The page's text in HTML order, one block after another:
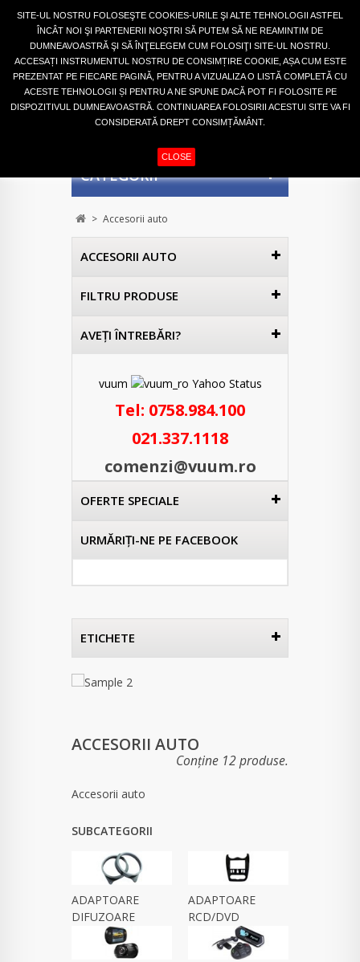
Autentifică-te
COŞ (GOL)
CATEGORII
> Accesorii auto
ACCESORII AUTO
FILTRU PRODUSE
AVEŢI ÎNTREBĂRI?
vuum
Tel: 0758.984.100
021.337.1118
comenzi@vuum.ro
OFERTE SPECIALE
URMĂRIŢI-NE PE FACEBOOK
ETICHETE
ACCESORII AUTO
Conține 12 produse.
Accesorii auto
SUBCATEGORII
ADAPTOARE
DIFUZOARE
ADAPTOARE
RCD/DVD
SITE-UL NOSTRU FOLOSEŞTE COOKIES-URILE ŞI ALTE TEHNOLOGII ASTFEL
ÎNCÂT NOI ŞI PARTENERII NOŞTRI SĂ PUTEM SĂ NE REAMINTIM DE
DUMNEAVOASTRĂ ŞI SĂ ÎNŢELEGEM CUM FOLOSIŢI SITE-UL NOSTRU.
ACCESAȚI INSTRUMENTUL NOSTRU DE CONSIMȚIRE COOKIE, AȘA CUM ESTE
PREZENTAT PE FIECARE PAGINĂ, PENTRU A VIZUALIZA O LISTĂ COMPLETĂ CU
ACESTE TEHNOLOGII ȘI PENTRU A NE SPUNE DACĂ POT FI FOLOSITE PE
DISPOZITIVUL DUMNEAVOASTRĂ. CONTINUAREA FOLOSIRII ACESTUI SITE VA FI
CONSIDERATĂ DREPT CONSIMȚĂMÂNT.
CLOSE